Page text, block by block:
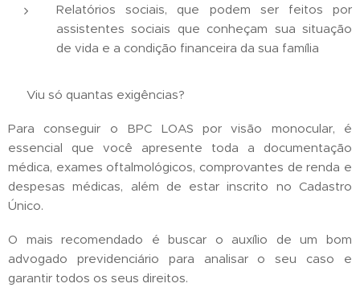
Relatórios sociais, que podem ser feitos por
assistentes sociais que conheçam sua situação
de vida e a condição financeira da sua família
✅ Viu só quantas exigências?
Para conseguir o BPC LOAS por visão monocular, é
essencial que você apresente toda a documentação
médica, exames oftalmológicos, comprovantes de renda e
despesas médicas, além de estar inscrito no Cadastro
Único.
O mais recomendado é buscar o auxílio de um bom
advogado previdenciário para analisar o seu caso e
garantir todos os seus direitos.